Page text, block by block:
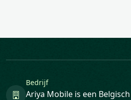
Bedrijf
Ariya Mobile is een